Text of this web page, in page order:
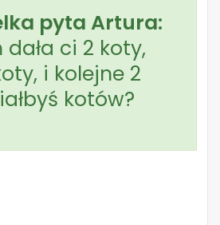
pyta Artura:
ci 2 koty,
i kolejne 2
kotów?